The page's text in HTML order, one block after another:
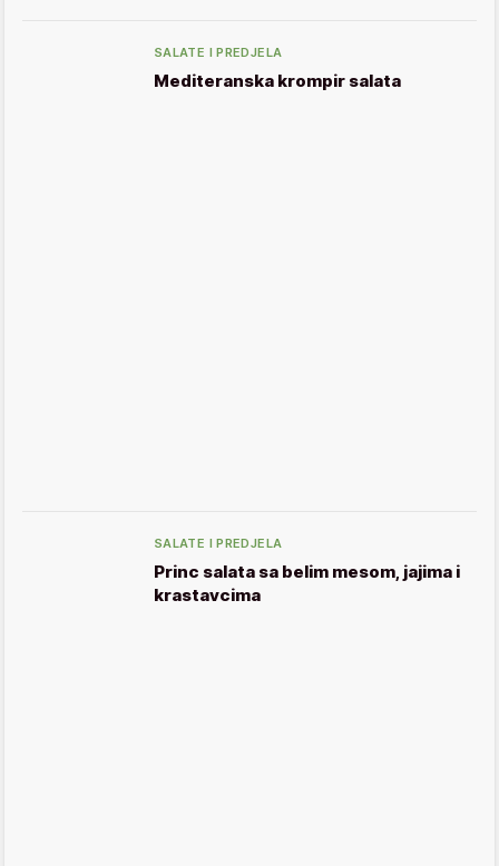
SALATE I PREDJELA
Mediteranska krompir salata
SALATE I PREDJELA
Princ salata sa belim mesom, jajima i
krastavcima